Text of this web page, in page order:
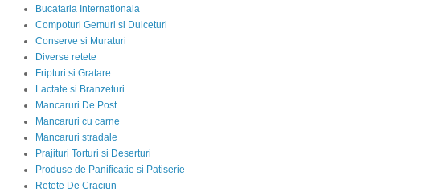
Bucataria Internationala
Compoturi Gemuri si Dulceturi
Conserve si Muraturi
Diverse retete
Fripturi si Gratare
Lactate si Branzeturi
Mancaruri De Post
Mancaruri cu carne
Mancaruri stradale
Prajituri Torturi si Deserturi
Produse de Panificatie si Patiserie
Retete De Craciun